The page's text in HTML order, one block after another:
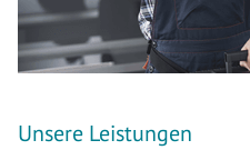
Unsere Leistungen